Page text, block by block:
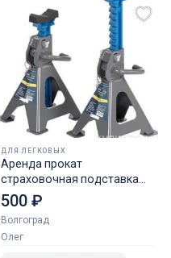
ДЛЯ ЛЕГКОВЫХ
Аренда прокат
страховочная подставка
NORDBERG 2 т
500 ₽
Волгоград
Олег